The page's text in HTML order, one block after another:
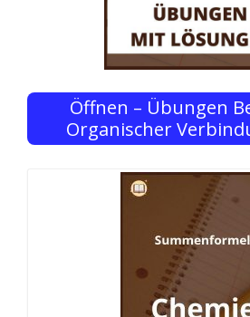
Öffnen – Übungen
Organischer